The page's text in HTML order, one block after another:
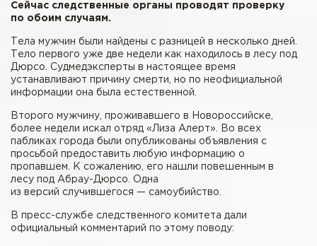
Сейчас следственные органы проводят проверку
по обоим случаям.
Тела мужчин были найдены с разницей в несколько дней.
Тело первого уже две недели как находилось в лесу под
Дюрсо. Судмедэксперты в настоящее время
устанавливают причину смерти, но по неофициальной
информации она была естественной.
Второго мужчину, проживавшего в Новороссийске,
более недели искал отряд «Лиза Алерт». Во всех
пабликах города были опубликованы объявления с
просьбой предоставить любую информацию о
пропавшем. К сожалению, его нашли повешенным в
лесу под Абрау-Дюрсо. Одна
из версий случившегося — самоубийство.
В пресс-­службе следственного комитета дали
официальный комментарий по этому поводу: